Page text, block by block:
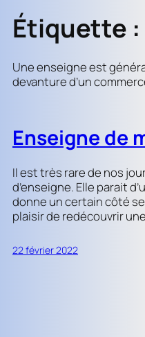
Étiquette :
Une enseigne est
devanture d’un
Enseigne de
Il est très rare de nos
d’enseigne. Elle parait
donne un certain côté
plaisir de redécouvrir
22 février 2022